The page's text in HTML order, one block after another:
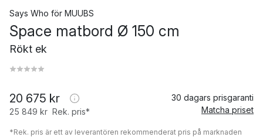
Says Who för MUUBS
Space matbord Ø 150 cm
Rökt ek
20 675 kr
25 849 kr Rek. pris*
30 dagars prisgaranti
Matcha priset
*Rek. pris är ett av leverantören rekommenderat pris på marknaden